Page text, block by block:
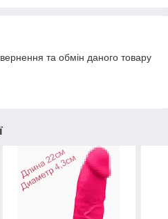
та обмін даного товару